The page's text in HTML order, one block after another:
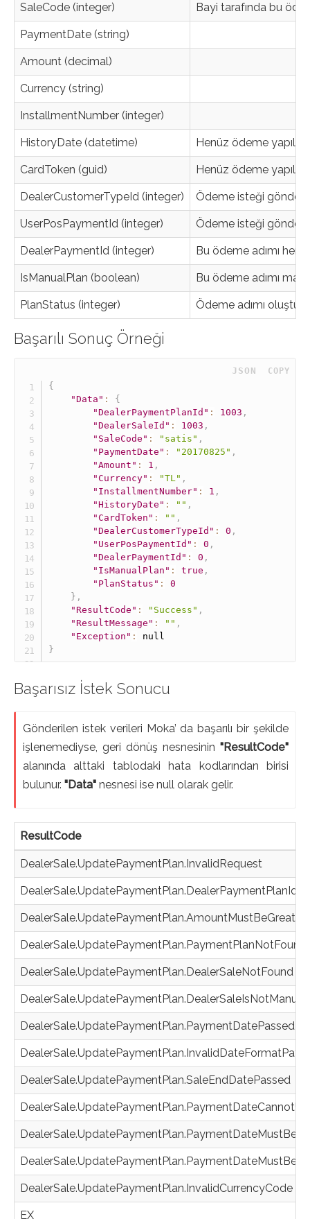
SaleCode (integer) Bayi tarafında bu
PaymentDate (string)
Amount (decimal)
Currency (string)
InstallmentNumber (integer)
HistoryDate (datetime) Henüz ödeme
CardToken (guid) Henüz ödeme
DealerCustomerTypeId (integer) Ödeme isteği
UserPosPaymentId (integer) Ödeme isteği
DealerPaymentId (integer) Bu ödeme adımı
IsManualPlan (boolean) Bu ödeme adımı
PlanStatus (integer) Ödeme adımı
Başarılı Sonuç Örneği
JSON COPY
{
"Data" :
{
"DealerPaymentPlanId" : 1003 ,
"DealerSaleId" : 1003 ,
"SaleCode" : "satis" ,
"PaymentDate" : "20170825" ,
"Amount" : 1 ,
"Currency" : "TL" ,
"InstallmentNumber" : 1 ,
"HistoryDate" : "" ,
"CardToken" : "" ,
"DealerCustomerTypeId" : 0 ,
"UserPosPaymentId" : 0 ,
"DealerPaymentId" : 0 ,
"IsManualPlan" : true ,
"PlanStatus" :
0
} ,
"ResultCode" : "Success" ,
"ResultMessage" : "" ,
"Exception" :
null
}
Başarısız İstek Sonucu
Gönderilen istek verileri Moka’ da başarılı bir şekilde
işlenemediyse, geri dönüş nesnesinin "ResultCode"
alanında alttaki tablodaki hata kodlarından birisi
bulunur. "Data" nesnesi ise null olarak gelir.
ResultCode
DealerSale.UpdatePaymentPlan.InvalidRequest
DealerSale.UpdatePaymentPlan.PaymentPlanNotFound
DealerSale.UpdatePaymentPlan.DealerSaleNotFound
DealerSale.UpdatePaymentPlan.PaymentDatePassed
DealerSale.UpdatePaymentPlan.SaleEndDatePassed
DealerSale.UpdatePaymentPlan.InvalidCurrencyCode
EX